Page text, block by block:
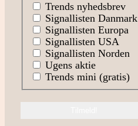
Trends nyhedsbrev
Signallisten Danmark
Signallisten Europa
Signallisten USA
Signallisten Norden
Ugens aktie
Trends mini (gratis)